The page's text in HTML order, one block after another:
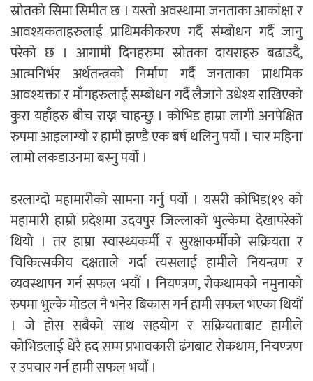
स्रोतको सिमा सिमीत छ । यस्तो अवस्थामा जनताका आकांक्षा र
आवश्यकताहरुलाई प्राथिमकीकरण गर्दै संम्बोधन गर्दै जानु
परेको छ । आगामी दिनहरुमा स्रोतका दायराहरु बढाउदै,
आत्मनिर्भर अर्थतन्त्रको निर्माण गर्दै जनताका प्राथमिक
आवश्यक्ता र माँगहरुलाई सम्बोधन गर्दै लैजाने उधेश्य राखिएको
कुरा यहाँहरु बीच राख्न चाहन्छु । कोभिड हाम्रा लागी अनपेक्षित
रुपमा आइलाग्यो र हामी झण्डै एक बर्ष थलिनु पर्यो । चार महिना
लामो लकडाउनमा बस्नु पर्यो ।
डरलाग्दो महामारीको सामना गर्नु पर्यो । यसरी कोभिड(१९ को
महामारी हाम्रो प्रदेशमा उदयपुर जिल्लाको भुल्केमा देखापरेको
थियो । तर हाम्रा स्वास्थ्यकर्मी र सुरक्षाकर्मीको सक्रियता र
चिकित्सकीय दक्षताले गर्दा त्यसलाई हामीले नियन्त्रण र
व्यवस्थापन गर्न सफल भयौं । नियण्त्रण, रोकथामको नमुनाको
रुपमा भुल्के मोडल नै भनेर बिकास गर्न हामी सफल भएका थियौं
। जे होस सबैको साथ सहयोग र सक्रियताबाट हामीले
कोभिडलाई धेरै हद सम्म प्रभावकारी ढंगबाट रोकथाम, नियण्त्रण
र उपचार गर्न हामी सफल भयौं ।